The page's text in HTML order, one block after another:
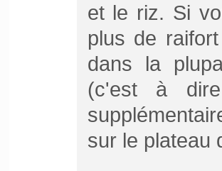
et le riz. Si
plus de
dans la
(c'est à
sur le plateau